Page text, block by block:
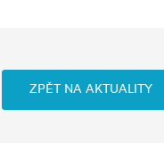
ZPĚT NA AKTUALITY